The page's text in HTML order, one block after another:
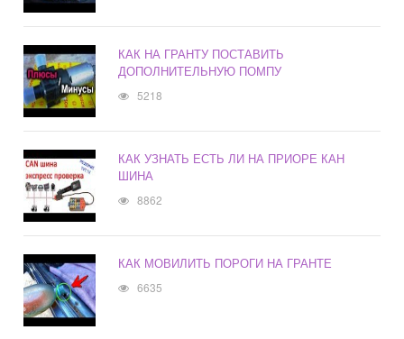
КАК НА ГРАНТУ ПОСТАВИТЬ
ДОПОЛНИТЕЛЬНУЮ ПОМПУ
5218
КАК УЗНАТЬ ЕСТЬ ЛИ НА ПРИОРЕ КАН
ШИНА
8862
КАК МОВИЛИТЬ ПОРОГИ НА ГРАНТЕ
6635